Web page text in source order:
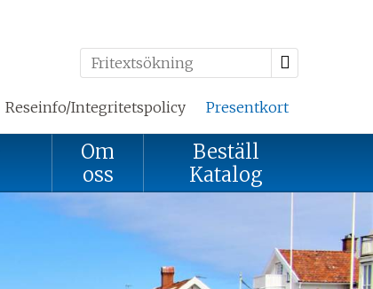
Reseinfo/Integritetspolicy Presentkort
Om
oss
Beställ
Katalog